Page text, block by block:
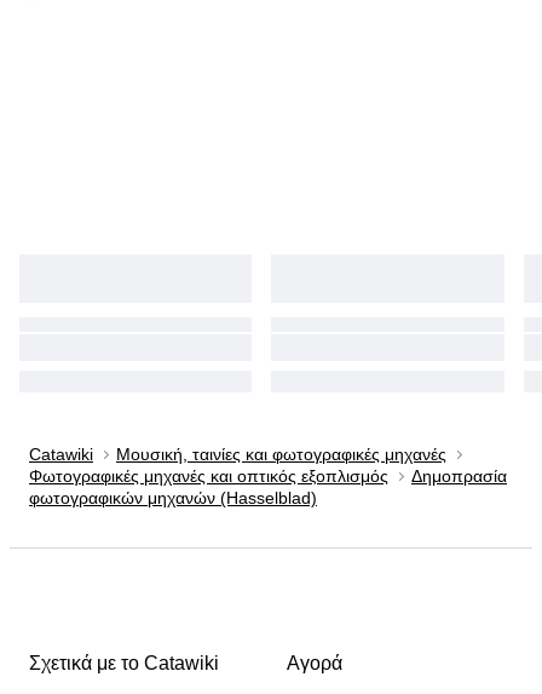
Catawiki
Μουσική, ταινίες και φωτογραφικές μηχανές
Φωτογραφικές μηχανές και οπτικός εξοπλισμός
Δημοπρασία
φωτογραφικών μηχανών (Hasselblad)
Σχετικά με το Catawiki Αγορά